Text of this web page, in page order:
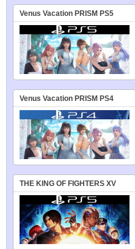
Venus Vacation PRISM PS5
Venus Vacation PRISM PS4
THE KING OF FIGHTERS XV